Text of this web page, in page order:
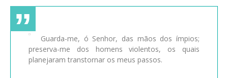
Guarda-me, ó Senhor, das mãos dos ímpios;
preserva-me dos homens violentos, os quais
planejaram transtornar os meus passos.